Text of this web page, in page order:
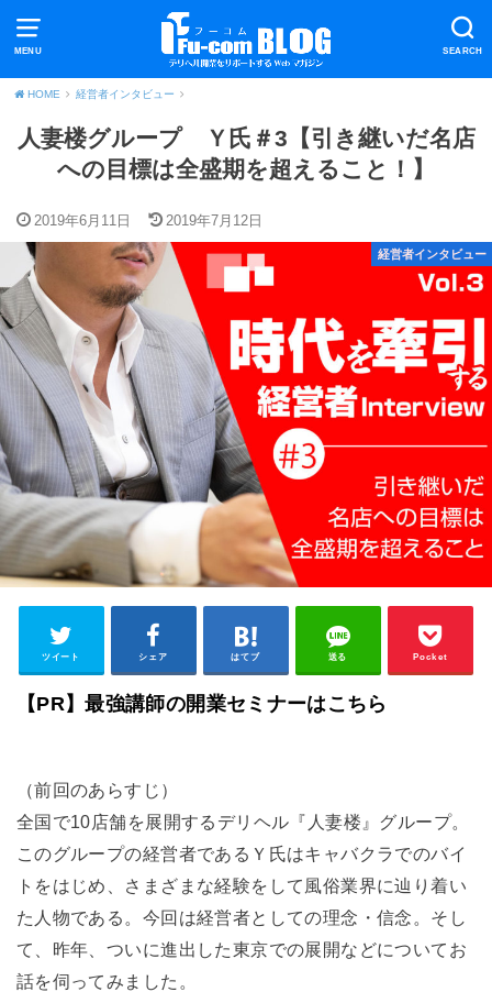
MENU SEARCH
HOME 経営者インタビュー
人妻楼グループ Ｙ氏＃3【引き継いだ名店
への目標は全盛期を超えること！】
2019年6月11日 2019年7月12日
経営者インタビュー
ツイート シェア はてブ 送る Pocket
【PR】最強講師の開業セミナーはこちら
（前回のあらすじ）
全国で10店舗を展開するデリヘル『人妻楼』グループ。
このグループの経営者であるＹ氏はキャバクラでのバイ
トをはじめ、さまざまな経験をして風俗業界に辿り着い
た人物である。今回は経営者としての理念・信念。そし
て、昨年、ついに進出した東京での展開などについてお
話を伺ってみました。